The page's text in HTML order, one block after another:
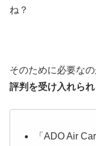
ね？
そのために必要なの
評判を受け入れられ
「ADO Air